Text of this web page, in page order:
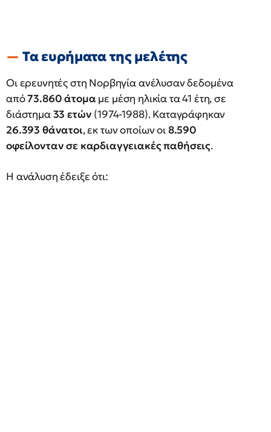
Τα ευρήματα της μελέτης
Οι ερευνητές στη Νορβηγία ανέλυσαν δεδομένα
από73.860 άτομα με μέση ηλικία τα 41 έτη, σε
διάστημα33 ετών (1974-1988). Καταγράφηκαν
26.393 θάνατοι, εκ των οποίων οι8.590
οφείλονταν σε καρδιαγγειακές παθήσεις.
Η ανάλυση έδειξε ότι: